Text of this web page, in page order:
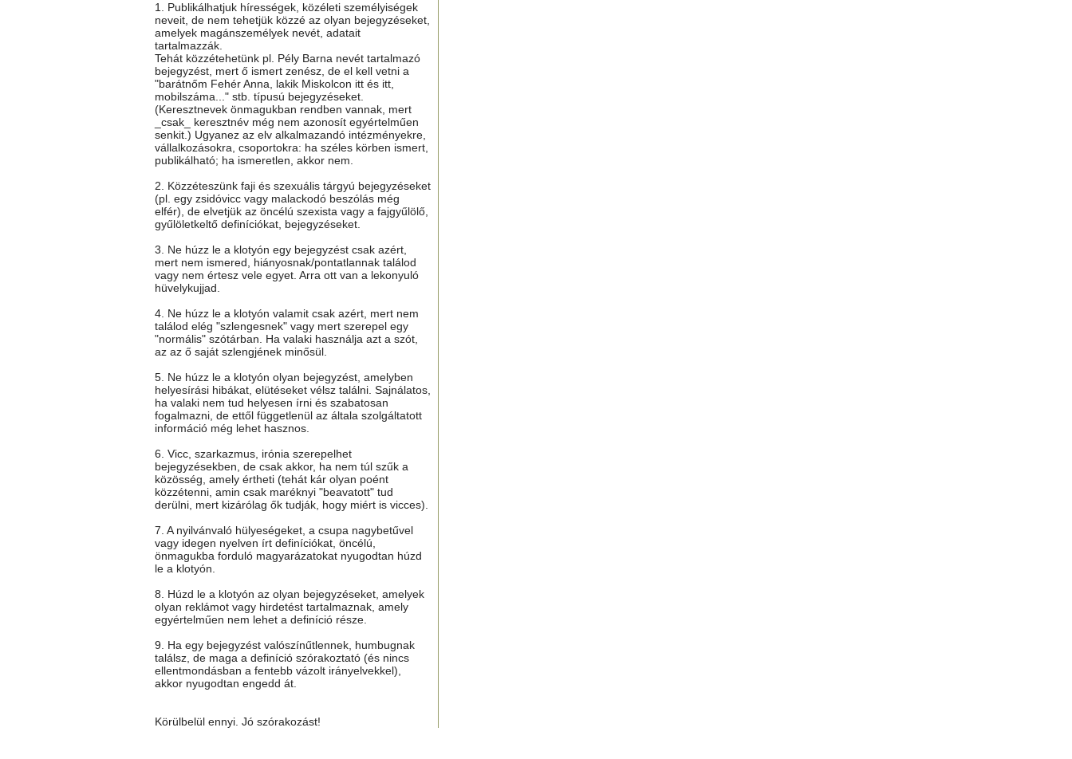
1. Publikálhatjuk hírességek, közéleti személyiségek
neveit, de nem tehetjük közzé az olyan bejegyzéseket,
amelyek magánszemélyek nevét, adatait
tartalmazzák.
Tehát közzétehetünk pl. Pély Barna nevét tartalmazó
bejegyzést, mert ő ismert zenész, de el kell vetni a
"barátnőm Fehér Anna, lakik Miskolcon itt és itt,
mobilszáma..." stb. típusú bejegyzéseket.
(Keresztnevek önmagukban rendben vannak, mert
_csak_ keresztnév még nem azonosít egyértelműen
senkit.) Ugyanez az elv alkalmazandó intézményekre,
vállalkozásokra, csoportokra: ha széles körben ismert,
publikálható; ha ismeretlen, akkor nem.
2. Közzéteszünk faji és szexuális tárgyú bejegyzéseket
(pl. egy zsidóvicc vagy malackodó beszólás még
elfér), de elvetjük az öncélú szexista vagy a fajgyűlölő,
gyűlöletkeltő definíciókat, bejegyzéseket.
3. Ne húzz le a klotyón egy bejegyzést csak azért,
mert nem ismered, hiányosnak/pontatlannak találod
vagy nem értesz vele egyet. Arra ott van a lekonyuló
hüvelykujjad.
4. Ne húzz le a klotyón valamit csak azért, mert nem
találod elég "szlengesnek" vagy mert szerepel egy
"normális" szótárban. Ha valaki használja azt a szót,
az az ő saját szlengjének minősül.
5. Ne húzz le a klotyón olyan bejegyzést, amelyben
helyesírási hibákat, elütéseket vélsz találni. Sajnálatos,
ha valaki nem tud helyesen írni és szabatosan
fogalmazni, de ettől függetlenül az általa szolgáltatott
információ még lehet hasznos.
6. Vicc, szarkazmus, irónia szerepelhet
bejegyzésekben, de csak akkor, ha nem túl szűk a
közösség, amely értheti (tehát kár olyan poént
közzétenni, amin csak maréknyi "beavatott" tud
derülni, mert kizárólag ők tudják, hogy miért is vicces).
7. A nyilvánvaló hülyeségeket, a csupa nagybetűvel
vagy idegen nyelven írt definíciókat, öncélú,
önmagukba forduló magyarázatokat nyugodtan húzd
le a klotyón.
8. Húzd le a klotyón az olyan bejegyzéseket, amelyek
olyan reklámot vagy hirdetést tartalmaznak, amely
egyértelműen nem lehet a definíció része.
9. Ha egy bejegyzést valószínűtlennek, humbugnak
találsz, de maga a definíció szórakoztató (és nincs
ellentmondásban a fentebb vázolt irányelvekkel),
akkor nyugodtan engedd át.
Körülbelül ennyi. Jó szórakozást!